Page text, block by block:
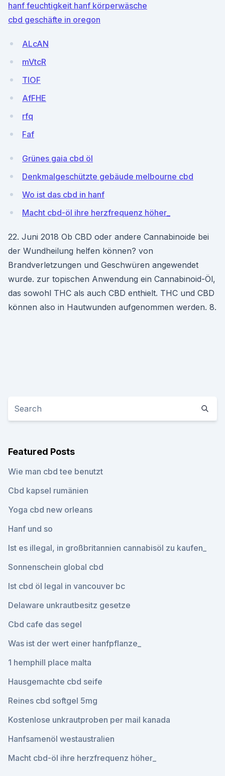
hanf feuchtigkeit hanf körperwäsche
cbd geschäfte in oregon
ALcAN
mVtcR
TlOF
AfFHE
rfq
Faf
Grünes gaia cbd öl
Denkmalgeschützte gebäude melbourne cbd
Wo ist das cbd in hanf
Macht cbd-öl ihre herzfrequenz höher_
22. Juni 2018 Ob CBD oder andere Cannabinoide bei
der Wundheilung helfen können? von
Brandverletzungen und Geschwüren angewendet
wurde. zur topischen Anwendung ein Cannabinoid-Öl,
das sowohl THC als auch CBD enthielt. THC und CBD
können also in Hautwunden aufgenommen werden. 8.
Featured Posts
Wie man cbd tee benutzt
Cbd kapsel rumänien
Yoga cbd new orleans
Hanf und so
Ist es illegal, in großbritannien cannabisöl zu kaufen_
Sonnenschein global cbd
Ist cbd öl legal in vancouver bc
Delaware unkrautbesitz gesetze
Cbd cafe das segel
Was ist der wert einer hanfpflanze_
1 hemphill place malta
Hausgemachte cbd seife
Reines cbd softgel 5mg
Kostenlose unkrautproben per mail kanada
Hanfsamenöl westaustralien
Macht cbd-öl ihre herzfrequenz höher_